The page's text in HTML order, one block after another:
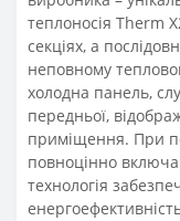
теплоносія Therm
секціях, а
неповному
холодна панель,
передньої,
приміщення. При
повноцінно
технологія